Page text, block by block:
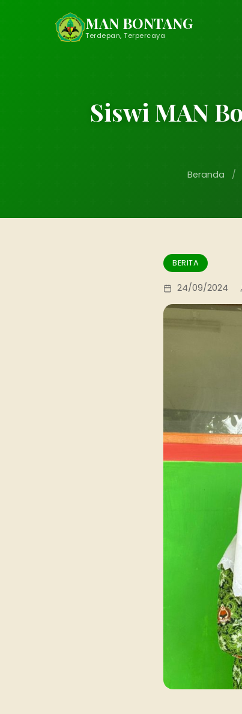
MAN BONTANG
Terdepan, Terpercaya
Siswi MAN
Beranda /
BERITA
24/09/2024